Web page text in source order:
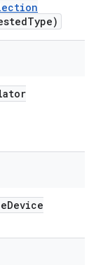
Type)
Device